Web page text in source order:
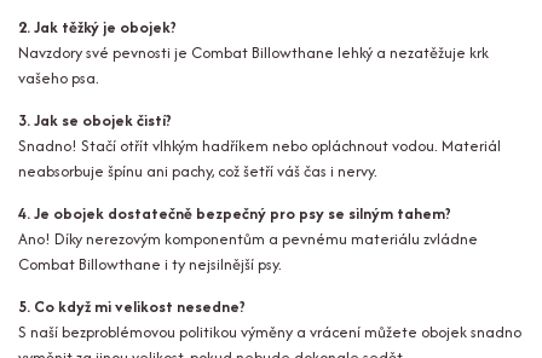
2. Jak těžký je obojek?
Navzdory své pevnosti je Combat Billowthane lehký a nezatěžuje krk
vašeho psa.
3. Jak se obojek čistí?
Snadno! Stačí otřít vlhkým hadříkem nebo opláchnout vodou. Materiál
neabsorbuje špínu ani pachy, což šetří váš čas i nervy.
4. Je obojek dostatečně bezpečný pro psy se silným tahem?
Ano! Díky nerezovým komponentům a pevnému materiálu zvládne
Combat Billowthane i ty nejsilnější psy.
5. Co když mi velikost nesedne?
S naší bezproblémovou politikou výměny a vrácení můžete obojek snadno